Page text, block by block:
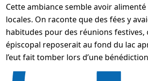
Cette ambiance semble avoir alimenté
locales. On raconte que des fées y
habitudes pour des réunions festives,
épiscopal reposerait au fond du lac
l’eut fait tomber lors d’une